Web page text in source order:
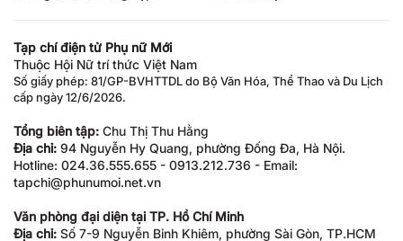
Tạp chí điện tử Phụ nữ Mới
Thuộc Hội Nữ trí thức Việt Nam
Số giấy phép: 81/GP-BVHTTDL do Bộ Văn Hóa, Thể Thao và Du Lịch
cấp ngày 12/6/2026.
Tổng biên tập: Chu Thị Thu Hằng
Địa chỉ: 94 Nguyễn Hy Quang, phường Đống Đa, Hà Nội.
Hotline: 024.36.555.655 - 0913.212.736 - Email:
tapchi@phunumoi.net.vn
Văn phòng đại diện tại TP. Hồ Chí Minh
Địa chỉ: Số 7-9 Nguyễn Bỉnh Khiêm, phường Sài Gòn, TP.HCM